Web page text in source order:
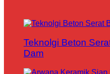
Teknolgi Beton
Dam